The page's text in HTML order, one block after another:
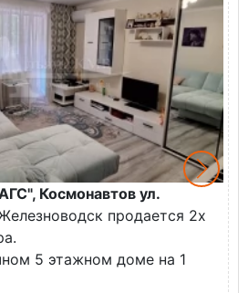
Космонавтов ул.
продается 2х
5 этажном доме на 1